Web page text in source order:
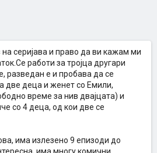
на серијава и право да ви кажам ми
работи за тројца другари
разведан е и пробава да се
две деца и женет со Емили,
време за нив двајцата) и
со 4 деца, од кои две се
има излезено 9 епизоди до